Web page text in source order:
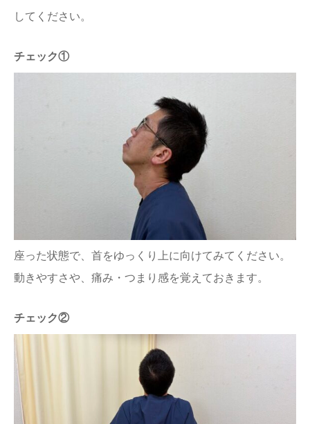
してください。
チェック①
座った状態で、首をゆっくり上に向けてみてください。
動きやすさや、痛み・つまり感を覚えておきます。
チェック②